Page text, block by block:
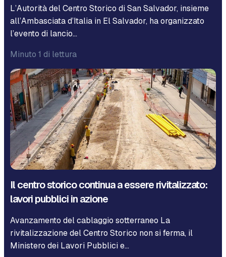
L’Autorità del Centro Storico di San Salvador, insieme
all’Ambasciata d’Italia in El Salvador, ha organizzato
l’evento di lancio…
Minuto 1 di lettura
Il centro storico continua a essere rivitalizzato:
lavori pubblici in azione
Avanzamento del cablaggio sotterraneo La
rivitalizzazione del Centro Storico non si ferma, il
Ministero dei Lavori Pubblici e…